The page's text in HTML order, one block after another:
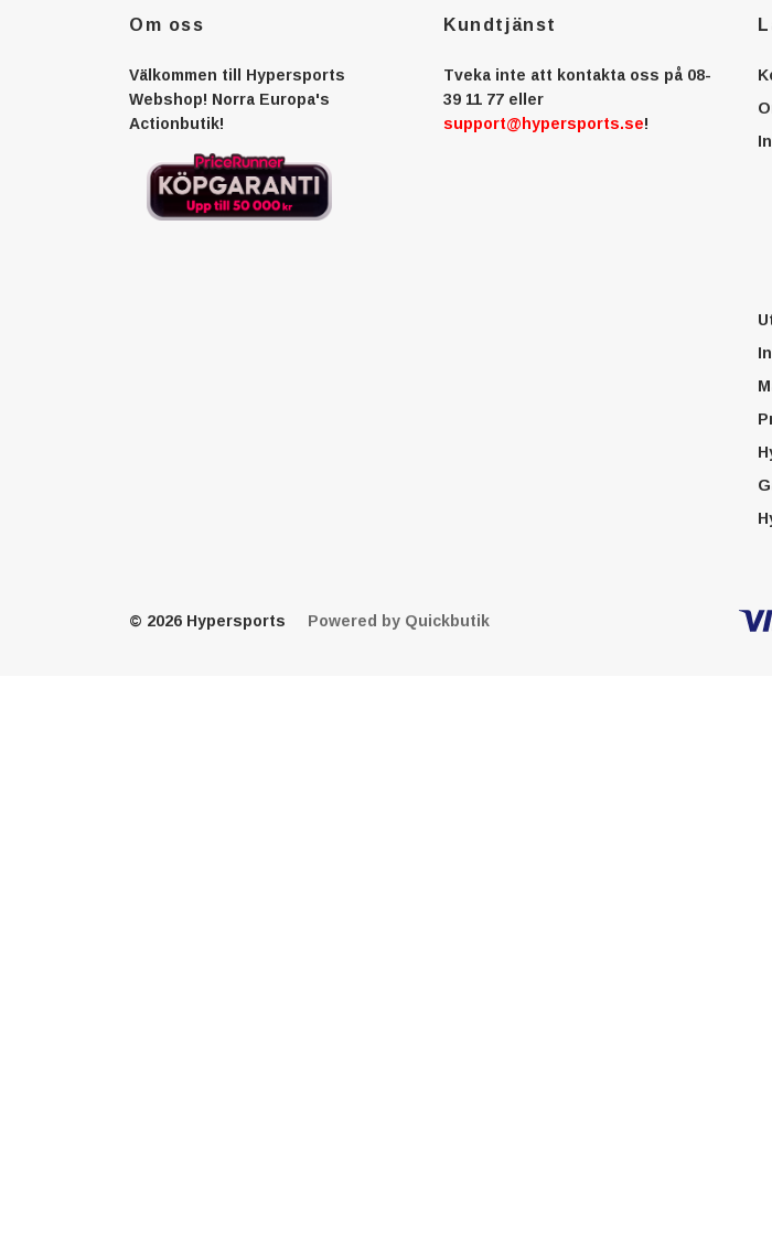
Om oss
Välkommen till Hypersports
Webshop! Norra Europa's
Actionbutik!
Kundtjänst
Tveka inte att kontakta oss på 08-
39 11 77 eller
support@hypersports.se!
© 2026 Hypersports Powered by Quickbutik